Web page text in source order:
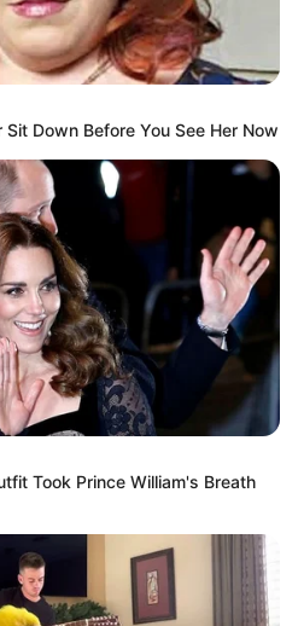
Sit Down Before You See Her Now
Took Prince William's Breath